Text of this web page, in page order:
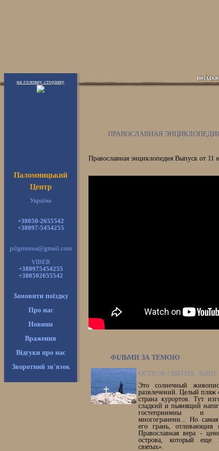
поїздки
на головну сторінку
Паломницький
Центр
Україна
+38050-2655542
+38097-5454255
pilgrimsua@gmail.com
VIBER
+380975454255
+380502655542
Замовити поїздку
Про нас
Новини
Враження
Відгуки про нас
Зворотний зв'язок
ПРАВОСЛАВНАЯ
Православная энциклопедия Выпуск от 11
ФІЛЬМИ ЗА ТЕМОЮ
ОСТРОВ СВЯТЫХ. КИПР
Это солнечный
развлечений. Целый пляж
страна курортов. Тут
сладкий и пьянящий
гостеприимны и
многограненн... Но самая
его грань, отливающия
Православная вера -
острова, который еще
святых».